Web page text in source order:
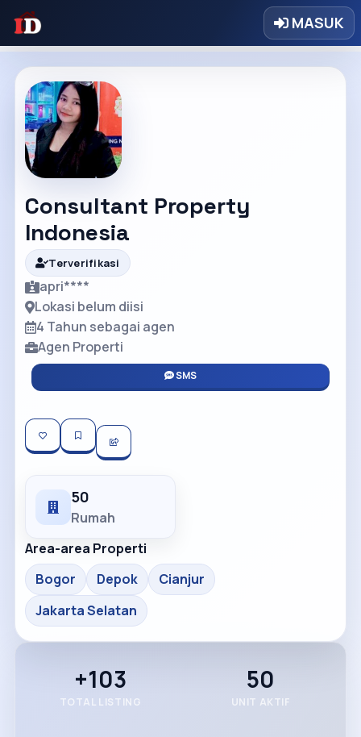
MASUK
Consultant Property
Indonesia
Terverifikasi
apri****
Lokasi belum diisi
4 Tahun sebagai agen
Agen Properti
SMS
50
Rumah
Area-area Properti
Bogor
Depok
Cianjur
Jakarta Selatan
+103
TOTAL LISTING
50
UNIT AKTIF